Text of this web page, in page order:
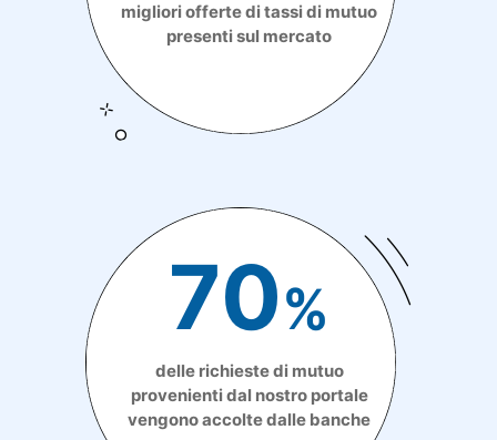
migliori offerte di tassi di mutuo
presenti sul mercato
70%
delle richieste di mutuo
provenienti dal nostro portale
vengono accolte dalle banche